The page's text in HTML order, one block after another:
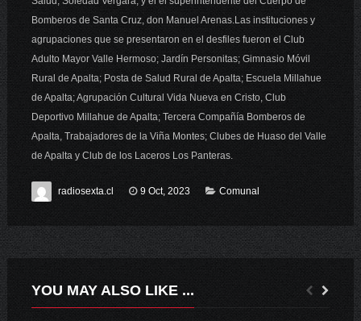
Bomberos de Santa Cruz, don Manuel Arenas.Las instituciones y
agrupaciones que se presentaron en el desfiles fueron el Club
Adulto Mayor Valle Hermoso; Jardín Personitas; Gimnasio Móvil
Rural de Apalta; Posta de Salud Rural de Apalta; Escuela Millahue
de Apalta; Agrupación Cultural Vida Nueva en Cristo, Club
Deportivo Millahue de Apalta; Tercera Compañía Bomberos de
Apalta, Trabajadores de la Viña Montes; Clubes de Huaso del Valle
de Apalta y Club de los Laceros Los Panteras.
radiosexta.cl 9 Oct, 2023 Comunal
YOU MAY ALSO LIKE ...